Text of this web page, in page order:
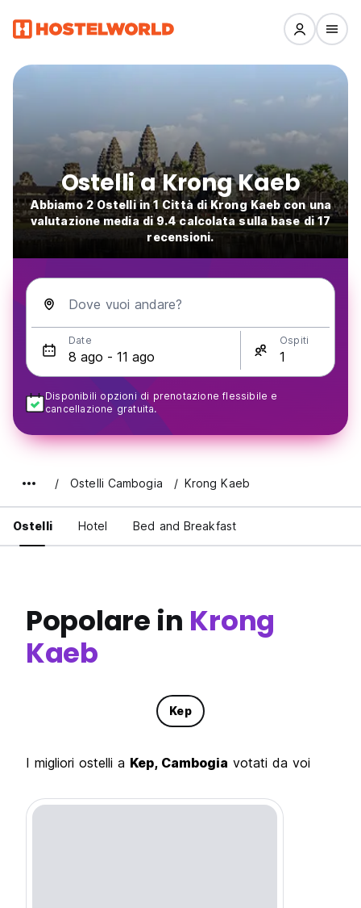
Ostelli a Krong Kaeb
Abbiamo 2 Ostelli in 1 Città di Krong Kaeb con una
valutazione media di 9.4 calcolata sulla base di 17
recensioni.
Dove vuoi andare?
Date Ospiti
Disponibili opzioni di prenotazione flessibile e
cancellazione gratuita.
Ostelli Cambogia Krong Kaeb
Ostelli Hotel Bed and Breakfast
Popolare in Krong
Kaeb
Kep
I migliori ostelli a Kep, Cambogia votati da voi